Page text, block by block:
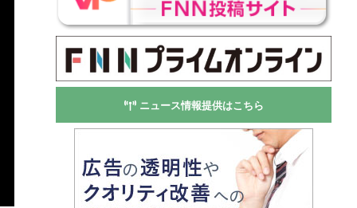
ニュース情報提供はこちら